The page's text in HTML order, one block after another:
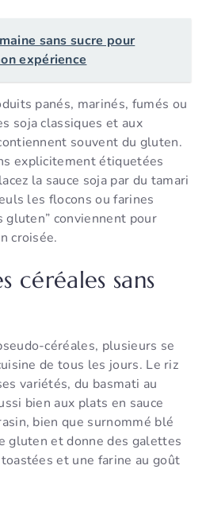
sans sucre pour
expérience
panés, marinés, fumés ou
soja classiques et aux
souvent du gluten.
explicitement étiquetées
la sauce soja par du tamari
les flocons ou farines
gluten” conviennent pour
croisée.
céréales sans
céréales, plusieurs se
de tous les jours. Le riz
variétés, du basmati au
bien aux plats en sauce
bien que surnommé blé
gluten et donne des galettes
et une farine au goût